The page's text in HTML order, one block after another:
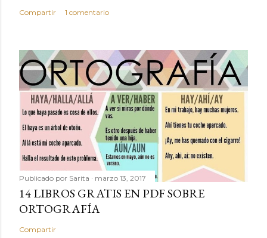
Compartir 1 comentario
Publicado por Sarita marzo 13, 2017
14 LIBROS GRATIS EN PDF SOBRE
ORTOGRAFÍA
Compartir